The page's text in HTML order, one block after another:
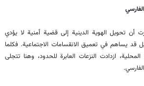
أن تحويل الهوية الدينية إلى قضية أمنية لا يؤدي
بل قد يساهم في تعميق الانقسامات الاجتماعية. فكلما
ازدادت النزعات العابرة للحدود، وهنا تتجلى